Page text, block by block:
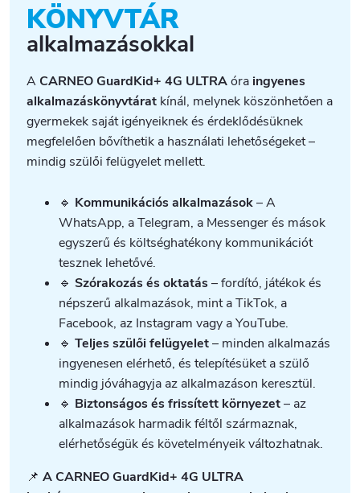
KÖNYVTÁR
alkalmazásokkal
ACARNEO GuardKid+ 4G ULTRAóra ingyenes
alkalmazáskönyvtárat kínál, melynek köszönhetően a
gyermekek saját igényeiknek és érdeklődésüknek
megfelelően bővíthetik a használati lehetőségeket –
mindig szülői felügyelet mellett.
🔹 Kommunikációs alkalmazások– A
WhatsApp, a Telegram, a Messenger és mások
egyszerű és költséghatékony kommunikációt
tesznek lehetővé.
🔹Szórakozás és oktatás– fordító, játékok és
népszerű alkalmazások, mint a TikTok, a
Facebook, az Instagram vagy a YouTube.
🔹Teljes szülői felügyelet– minden alkalmazás
ingyenesen elérhető, és telepítésüket a szülő
mindig jóváhagyja az alkalmazáson keresztül.
🔹 Biztonságos és frissített környezet– az
alkalmazások harmadik féltől származnak,
elérhetőségük és követelményeik változhatnak.
📌A CARNEO GuardKid+ 4G ULTRA